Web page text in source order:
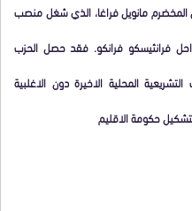
مانويل فراغا، الذي شغل منصب
فرانثيسكو فرانكو. فقد حصل الحزب
المحلية الاخيرة دون الاغلبية
حكومة الاقليم